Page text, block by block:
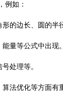
例如：
的边长、圆的半
量等公式中出现。
处理等。
法优化等方面有